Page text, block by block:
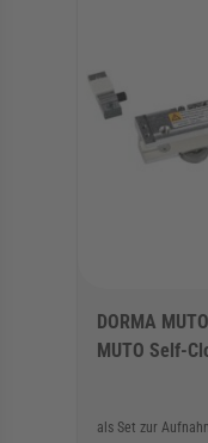
DORMA
MUTO Self-
als Set zur